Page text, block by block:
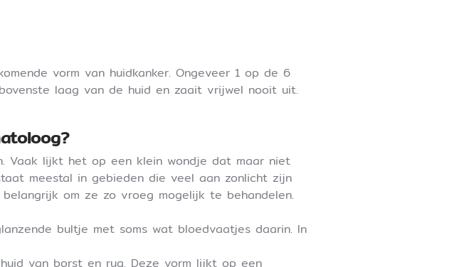
vorm van huidkanker. Ongeveer 1 op de 6
laag van de huid en zaait vrijwel nooit uit.
Vaak lijkt het op een klein wondje dat maar niet
meestal in gebieden die veel aan zonlicht zijn
om ze zo vroeg mogelijk te behandelen.
bultje met soms wat bloedvaatjes daarin. In
van borst en rug. Deze vorm lijkt op een